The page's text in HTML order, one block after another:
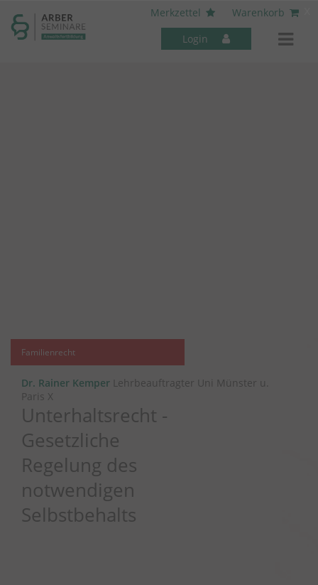
Merkzettel
Warenkorb
Login
Familienrecht
Dr. Rainer Kemper Lehrbeauftragter Uni Münster u.
Paris X
Unterhaltsrecht -
Gesetzliche
Regelung des
notwendigen
Selbstbehalts